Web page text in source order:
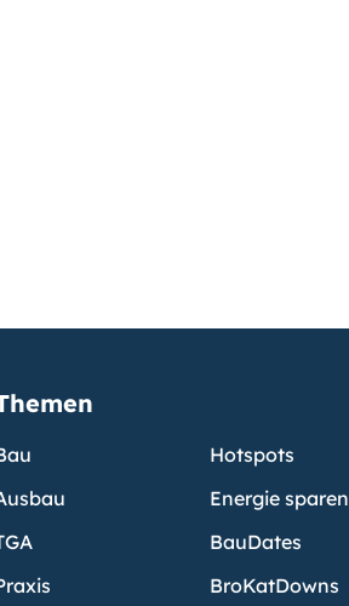
Hotspots
Energie sparen
BauDates
BroKatDowns